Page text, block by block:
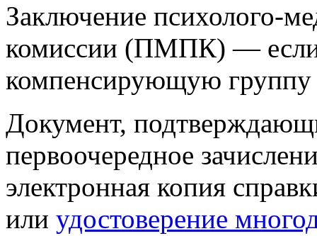
Заключение психолого-
комиссии (ПМПК) — если
компенсирующую группу
Документ,
первоочередное
электронная копия
или удостоверение